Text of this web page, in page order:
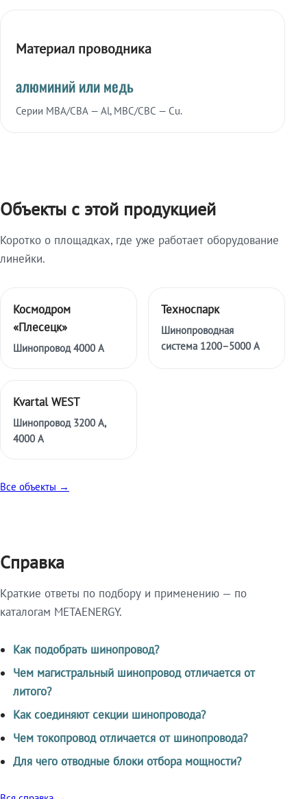
Материал проводника
алюминий или медь
Серии МВА/СВА — Al, МВС/СВС — Cu.
Объекты с этой продукцией
Коротко о площадках, где уже работает оборудование
линейки.
Космодром
«Плесецк»
Шинопровод 4000 А
Техноспарк
Шинопроводная
система 1200–5000 А
Kvartal WEST
Шинопровод 3200 А,
4000 А
Все объекты →
Справка
Краткие ответы по подбору и применению — по
каталогам METAENERGY.
Как подобрать шинопровод?
Чем магистральный шинопровод отличается от
литого?
Как соединяют секции шинопровода?
Чем токопровод отличается от шинопровода?
Для чего отводные блоки отбора мощности?